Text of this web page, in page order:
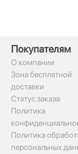
Покупателям
О компании
Зона бесплатной
доставки
Статус заказа
Политика
Политика
персональных